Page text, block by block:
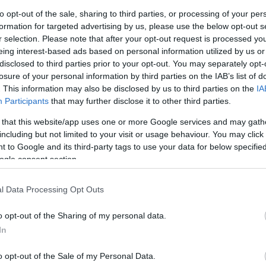
opt-out of the sale, sharing to third parties, or processing of your
for targeted advertising by us, please use the below opt-out
selection. Please note that after your opt-out request is processed
interest-based ads based on personal information utilized by us
to third parties prior to your opt-out. You may separately
of your personal information by third parties on the IAB’s list of
This information may also be disclosed by us to third parties on the
Participants that may further disclose it to other third parties.
that this website/app uses one or more Google services and may
but not limited to your visit or usage behaviour. You may
to Google and its third-party tags to use your data for below
consent section.
Data Processing Opt Outs
opt-out of the Sharing of my personal data.
opt-out of the Sale of my Personal Data.
melankolikus személyiség áll, aki csak
hogy elmulasztja önmagát, és ezért nem
belátásához jutott el, mazochista módjára élvezi,
és ezért átengedi magát a szédületnek, ami
Ám, igazi élvezet csakis ott van, ahol az
kifosztottsága teszi elviselhetetlenné,
elveszítve saját magához érkezik vissza, énje
át néznénk, tanácstalanul, hogy vajon
kintről mi magunk nézünk-e vissza a
az Andaxinház a szöveg, a mozgás és a
képzőművészek bevonásával.